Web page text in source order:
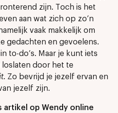
zijn. Toch is het
aan wat zich op zo’n
vaak makkelijk om
gedachten en gevoelens.
to-do’s. Maar je kunt iets
door het te
. Zo bevrijd je jezelf ervan en
jezelf zijn.
artikel op Wendy online